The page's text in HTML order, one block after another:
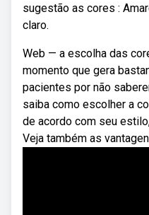
sugestão as cores :
claro.
Web — a escolha das
momento que gera
pacientes por não
saiba como escolher a
de acordo com seu
Veja também as